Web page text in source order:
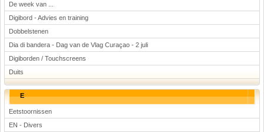
De week van ...
Digibord - Advies en training
Dobbelstenen
Dia di bandera - Dag van de Vlag Curaçao - 2 juli
Digiborden / Touchscreens
Duits
E
Eetstoornissen
EN - Divers